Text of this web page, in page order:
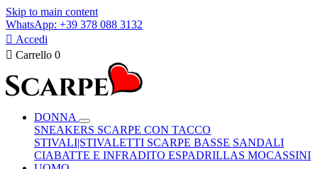
Skip to main content
WhatsApp: +39 378 088 3132
 Accedi
 Carrello 0
DONNA
SNEAKERS SCARPE CON TACCO
STIVALI|STIVALETTI SCARPE BASSE SANDALI
CIABATTE E INFRADITO ESPADRILLAS MOCASSINI